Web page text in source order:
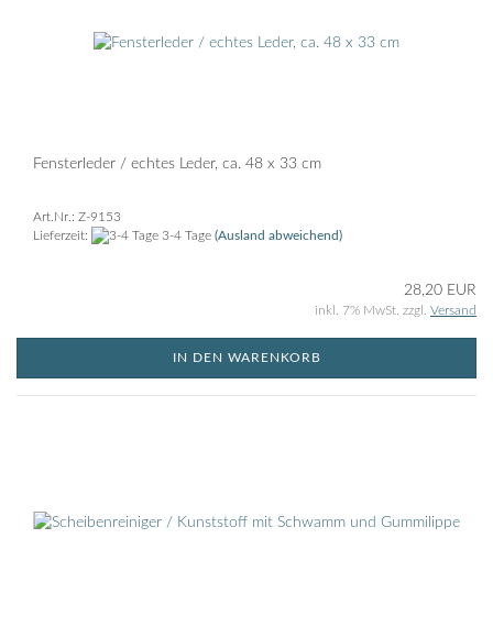
Fensterleder / echtes Leder, ca. 48 x 33 cm
Art.Nr.: Z-9153
Lieferzeit:
3-4 Tage (Ausland abweichend)
28,20 EUR
inkl. 7% MwSt. zzgl. Versand
IN DEN WARENKORB